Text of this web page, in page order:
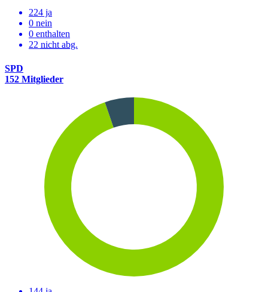
224 ja
0 nein
0 enthalten
22 nicht abg.
SPD
152 Mitglieder